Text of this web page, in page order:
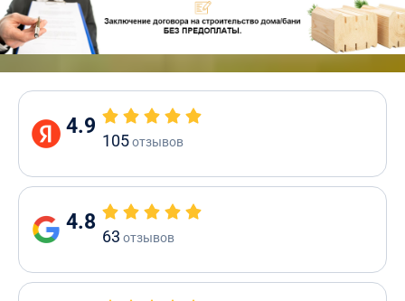
4.9
105отзывов
4.8
63 отзывов